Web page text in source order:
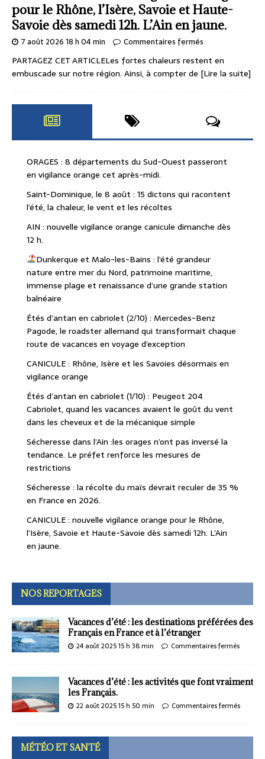
pour le Rhône, l’Isère, Savoie et Haute-
Savoie dès samedi 12h. L’Ain en jaune.
7 août 2026 18 h 04 min Commentaires fermés
PARTAGEZ CET ARTICLELes fortes chaleurs restent en
embuscade sur notre région. Ainsi, à compter de [Lire la suite]
ORAGES : 8 départements du Sud-Ouest passeront
en vigilance orange cet après-midi.
Saint-Dominique, le 8 août : 15 dictons qui racontent
l’été, la chaleur, le vent et les récoltes
AIN : nouvelle vigilance orange canicule dimanche dès
12 h.
Dunkerque et Malo-les-Bains : l’été grandeur
nature entre mer du Nord, patrimoine maritime,
immense plage et renaissance d’une grande station
balnéaire
Étés d’antan en cabriolet (2/10) : Mercedes-Benz
Pagode, le roadster allemand qui transformait chaque
route de vacances en voyage d’exception
CANICULE : Rhône, Isère et les Savoies désormais en
vigilance orange
Étés d’antan en cabriolet (1/10) : Peugeot 204
Cabriolet, quand les vacances avaient le goût du vent
dans les cheveux et de la mécanique simple
Sécheresse dans l’Ain :les orages n’ont pas inversé la
tendance. Le préfet renforce les mesures de
restrictions
Sécheresse : la récolte du maïs devrait reculer de 35 %
en France en 2026.
CANICULE : nouvelle vigilance orange pour le Rhône,
l’Isère, Savoie et Haute-Savoie dès samedi 12h. L’Ain
en jaune.
NOS REPORTAGES
Vacances d’été : les destinations préférées des
Français en France et à l’étranger
24 août 2025 15 h 38 min Commentaires fermés
Vacances d’été : les activités que font vraiment
les Français.
22 août 2025 15 h 50 min Commentaires fermés
MÉTÉO ET SANTÉ